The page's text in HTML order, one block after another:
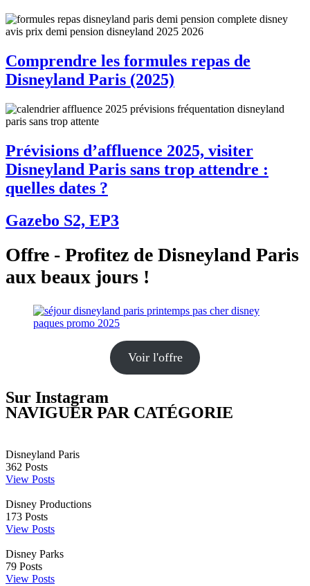
Comprendre les formules repas de
Disneyland Paris (2025)
Prévisions d’affluence 2025, visiter
Disneyland Paris sans trop attendre :
quelles dates ?
Gazebo S2, EP3
Offre - Profitez de Disneyland Paris
aux beaux jours !
Voir l'offre
Sur Instagram
NAVIGUER PAR CATÉGORIE
Disneyland Paris
362 Posts
View Posts
Disney Productions
173 Posts
View Posts
Disney Parks
79 Posts
View Posts